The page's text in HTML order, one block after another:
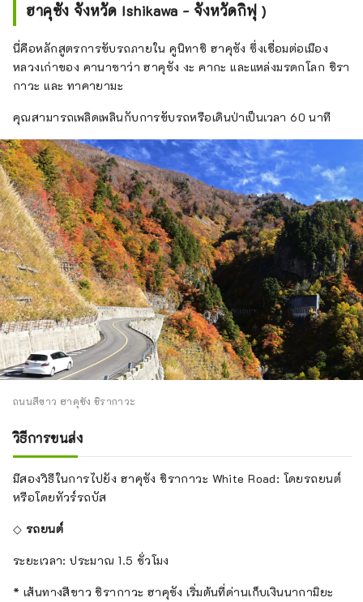
ฮาคุซัง จังหวัด Ishikawa - จังหวัดกิฟุ )
นี่คือหลักสูตรการขับรถภายใน คูนิทาชิ ฮาคุซัง ซึ่งเชื่อมต่อเมือง
หลวงเก่าของ คานาซาว่า ฮาคุซัง งะ คากะ และแหล่งมรดกโลก ชิรา
กาวะ และ ทาคายามะ
คุณสามารถเพลิดเพลินกับการขับรถหรือเดินป่าเป็นเวลา 60 นาที
ถนนสีขาว ฮาคุซัง ชิรากาวะ
วิธีการขนส่ง
มีสองวิธีในการไปยัง ฮาคุซัง ชิรากาวะ White Road: โดยรถยนต์
หรือโดยทัวร์รถบัส
◇ รถยนต์
ระยะเวลา: ประมาณ 1.5 ชั่วโมง
* เส้นทางสีขาว ชิรากาวะ ฮาคุซัง เริ่มต้นที่ด่านเก็บเงินนากามิยะ